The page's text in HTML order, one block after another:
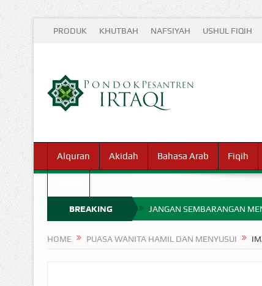
PRODUK KHUTBAH NAFSIYAH USHUL FIQIH
Alquran Akidah Bahasa Arab Fiqih
BREAKING
NEWS
JANGAN SEMBARANGAN
HOME PUASA WANITA HAMIL DAN MENYUSUI